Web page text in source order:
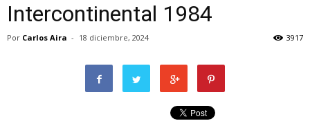
Intercontinental 1984
Por Carlos Aira - 18 diciembre, 2024 3917